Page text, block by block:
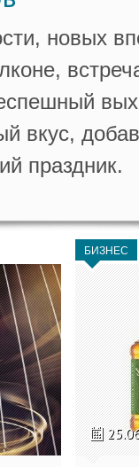
новых
вкус,
праздник.
БИЗНЕС